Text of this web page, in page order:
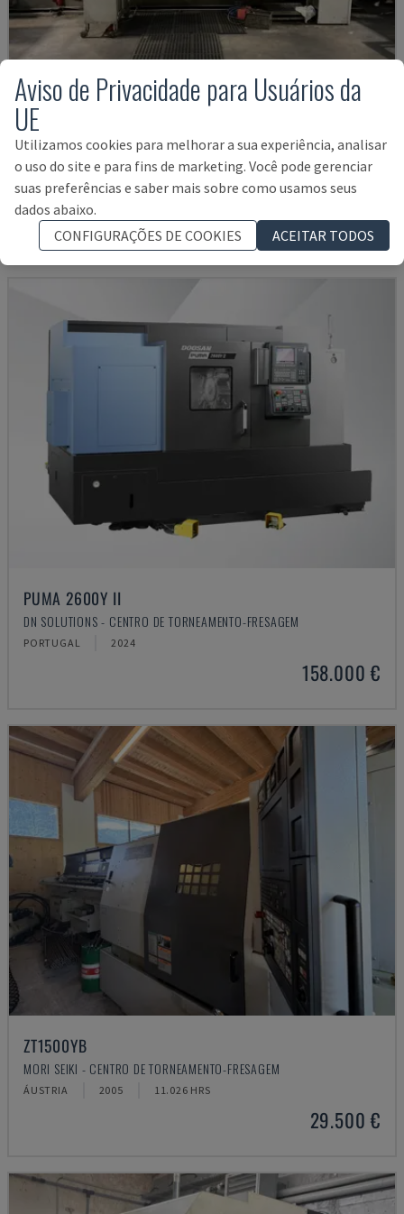
G250
INDEX - CENTRO DE TORNEAMENTO-FRESAGEM
ALEMANHA 2004
38.000 €
PUMA 2600Y II
DN SOLUTIONS - CENTRO DE TORNEAMENTO-FRESAGEM
PORTUGAL 2024
158.000 €
ZT1500YB
MORI SEIKI - CENTRO DE TORNEAMENTO-FRESAGEM
ÁUSTRIA 2005 11.026 HRS
29.500 €
Aviso de Privacidade para Usuários da
UE
Utilizamos cookies para melhorar a sua experiência, analisar
o uso do site e para fins de marketing. Você pode gerenciar
suas preferências e saber mais sobre como usamos seus
dados abaixo.
CONFIGURAÇÕES DE COOKIES
ACEITAR TODOS